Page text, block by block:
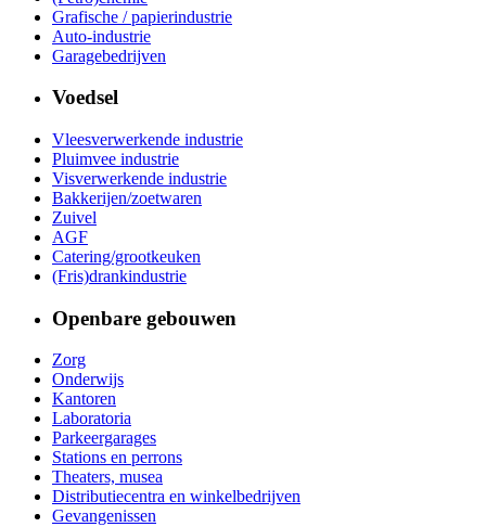
Grafische / papierindustrie
Auto-industrie
Garagebedrijven
Voedsel
Vleesverwerkende industrie
Pluimvee industrie
Visverwerkende industrie
Bakkerijen/zoetwaren
Zuivel
AGF
Catering/grootkeuken
(Fris)drankindustrie
Openbare gebouwen
Zorg
Onderwijs
Kantoren
Laboratoria
Parkeergarages
Stations en perrons
Theaters, musea
Distributiecentra en winkelbedrijven
Gevangenissen